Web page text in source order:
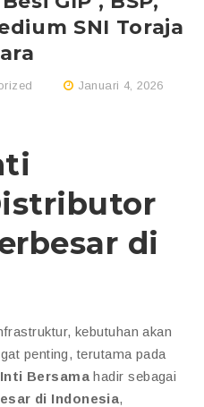
SNI Toraja
Januari 4, 2026
di
kebutuhan akan
penting, terutama pada
Bersama hadir sebagai
di Indonesia,